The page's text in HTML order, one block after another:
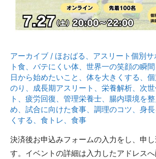
～
し
い
成
長
期
の
選
手
必
アーカイブ / ほおばる 、 アスリート個別サ
ト食、 バテにくい体、 世界一の笑顔の瞬
日から始めたいこと 、 体を大きくする 、
のり 、 成長期アスリート 、 栄養解析、 次
ト 、 疲労回復、 管理栄養士、 腸内環境を
め、 試合に向けた食事、 調理のコツ、 身
くする 、 食トレ 、 食事
決済後お申込みフォームの入力をし、申
す。イベントの詳細は入力したアドレス